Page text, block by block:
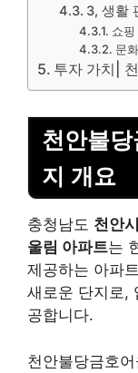
3, 생활
쇼핑
문
투자 가치|
천안불
지 개요
충청남도 천안
울림 아파트는
제공하는 아파
새로운 단지로,
공합니다.
천안불당금호